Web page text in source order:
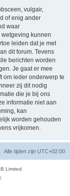
vulgair,
of enig ander
waar
wetgeving kunnen
leiden dat je met
dit forum. Tevens
berichten worden
Je gaat er mee
om ieder onderwerp te
zij dit nodig
die je bij ons
informatie niet aan
kan
worden gehouden
vrijkomen.
Alle tijden zijn UTC+02:00
Limited